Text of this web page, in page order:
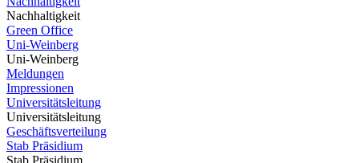
Nachhaltigkeit
Green Office
Uni-Weinberg
Uni-Weinberg
Meldungen
Impressionen
Universitätsleitung
Universitätsleitung
Geschäftsverteilung
Stab Präsidium
Stab Präsidium